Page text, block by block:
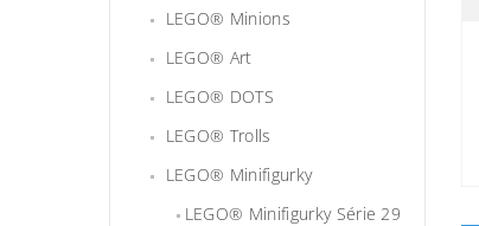
LEGO® Minions
LEGO® Art
LEGO® DOTS
LEGO® Trolls
LEGO® Minifigurky
LEGO® Minifigurky Série 29